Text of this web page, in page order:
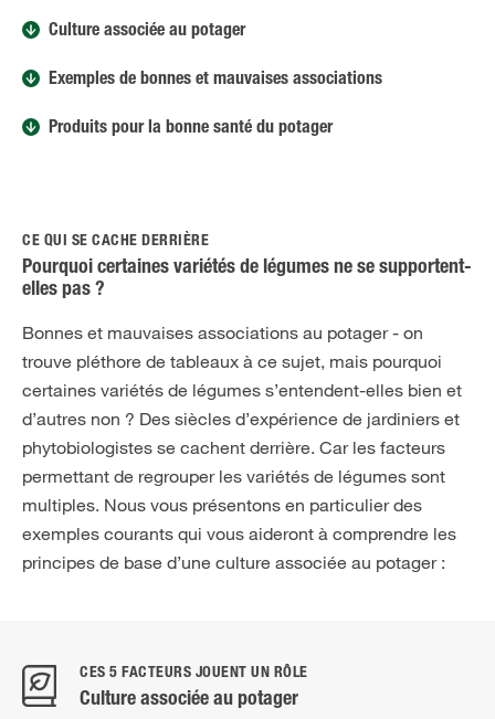
Culture associée au potager
Exemples de bonnes et mauvaises associations
Produits pour la bonne santé du potager
CE QUI SE CACHE DERRIÈRE
Pourquoi certaines variétés de légumes ne se supportent-
elles pas ?
Bonnes et mauvaises associations au potager - on
trouve pléthore de tableaux à ce sujet, mais pourquoi
certaines variétés de légumes s’entendent-elles bien et
d’autres non ? Des siècles d’expérience de jardiniers et
phytobiologistes se cachent derrière. Car les facteurs
permettant de regrouper les variétés de légumes sont
multiples. Nous vous présentons en particulier des
exemples courants qui vous aideront à comprendre les
principes de base d’une culture associée au potager :
CES 5 FACTEURS JOUENT UN RÔLE
Culture associée au potager